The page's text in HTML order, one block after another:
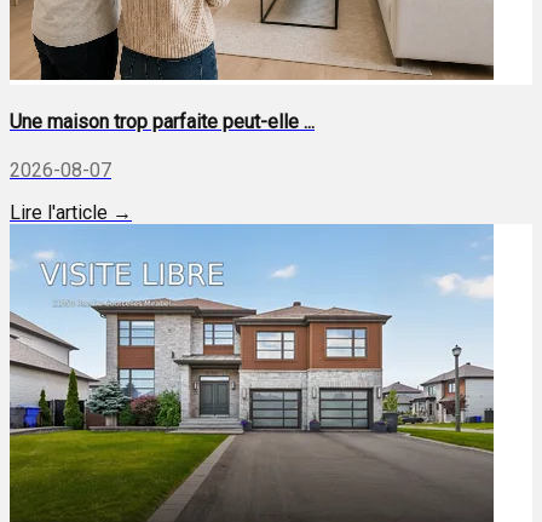
Une maison trop parfaite peut-elle ...
2026-08-07
Lire l'article →